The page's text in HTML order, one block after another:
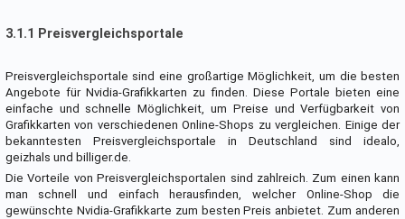
3.1.1 Preisvergleichsportale
Preisvergleichsportale sind eine großartige Möglichkeit, um die besten
Angebote für Nvidia-Grafikkarten zu finden. Diese Portale bieten eine
einfache und schnelle Möglichkeit, um Preise und Verfügbarkeit von
Grafikkarten von verschiedenen Online-Shops zu vergleichen. Einige der
bekanntesten Preisvergleichsportale in Deutschland sind idealo,
geizhals und billiger.de.
Die Vorteile von Preisvergleichsportalen sind zahlreich. Zum einen kann
man schnell und einfach herausfinden, welcher Online-Shop die
gewünschte Nvidia-Grafikkarte zum besten Preis anbietet. Zum anderen